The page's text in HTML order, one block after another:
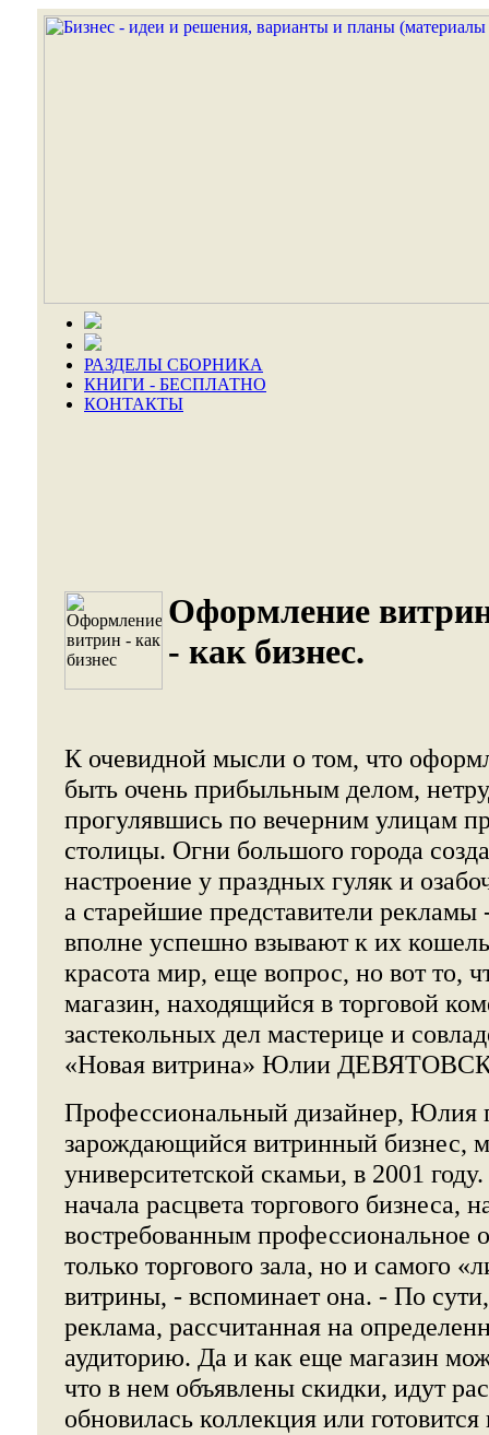
РАЗДЕЛЫ СБОРНИКА
КНИГИ - БЕСПЛАТНО
КОНТАКТЫ
Оформление
- как бизнес.
К очевидной мысли о том, что
быть очень прибыльным делом,
прогулявшись по вечерним улицам
столицы. Огни большого города
настроение у праздных гуляк и
а старейшие представители
вполне успешно взывают к их
красота мир, еще вопрос, но вот то,
магазин, находящийся в торговой
застекольных дел мастерице и
«Новая витрина» Юлии
Профессиональный дизайнер, Юлия
зарождающийся витринный бизнес,
университетской скамьи, в 2001
начала расцвета торгового бизнеса,
востребованным профессиональное
только торгового зала, но и самого
витрины, - вспоминает она. - По
реклама, рассчитанная на
аудиторию. Да и как еще магазин
что в нем объявлены скидки, идут
обновилась коллекция или